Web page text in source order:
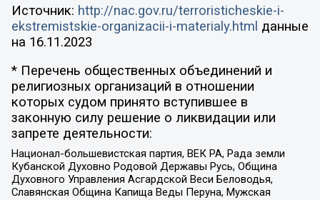
Источник: http://nac.gov.ru/terroristicheskie-i-
ekstremistskie-organizacii-i-materialy.html данные
на 16.11.2023
* Перечень общественных объединений и
религиозных организаций в отношении
которых судом принято вступившее в
законную силу решение о ликвидации или
запрете деятельности:
Национал-большевистская партия, ВЕК РА, Рада земли
Кубанской Духовно Родовой Державы Русь, Община
Духовного Управления Асгардской Веси Беловодья,
Славянская Община Капища Веды Перуна, Мужская